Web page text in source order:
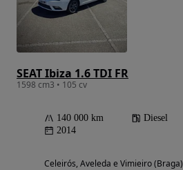
SEAT Ibiza 1.6 TDI FR
1598 cm3 • 105 cv
140 000 km Diesel
2014
Celeirós, Aveleda e Vimieiro (Braga)